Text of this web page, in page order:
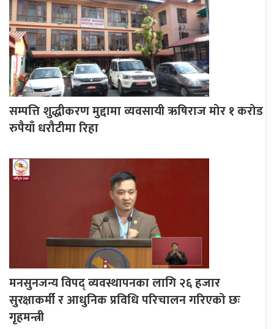
सम्पत्ति शुद्धीकरण मुद्दामा व्यवसायी ऋषिराज मोर १ करोड
रुपैयाँ धरौटीमा रिहा
मनसुनजन्य विपद् व्यवस्थापनका लागि २६ हजार
सुरक्षाकर्मी र आधुनिक प्रविधि परिचालन गरिएको छः
गृहमन्त्री